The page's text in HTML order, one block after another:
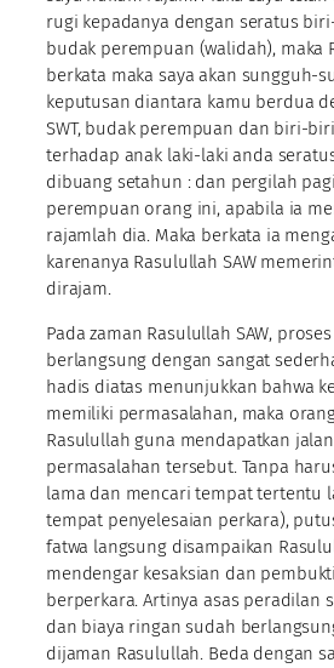
rugi kepadanya dengan seratus
budak perempuan (walidah), maka
berkata maka saya akan sungguh-
keputusan diantara kamu berdua
SWT, budak perempuan dan biri-
terhadap anak laki-laki anda
dibuang setahun : dan pergilah
perempuan orang ini, apabila ia
rajamlah dia. Maka berkata ia
karenanya Rasulullah SAW
dirajam.
Pada zaman Rasulullah SAW,
berlangsung dengan sangat
hadis diatas menunjukkan bahwa
memiliki permasalahan, maka
Rasulullah guna mendapatkan
permasalahan tersebut. Tanpa
lama dan mencari tempat tertentu
tempat penyelesaian perkara),
fatwa langsung disampaikan
mendengar kesaksian dan
berperkara. Artinya asas peradilan
dan biaya ringan sudah
dijaman Rasulullah. Beda dengan